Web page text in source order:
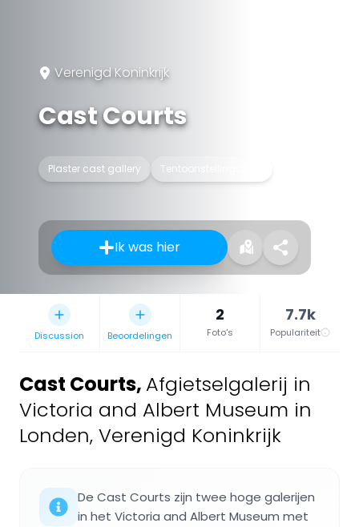
Verenigd Koninkrijk
Cast Courts
Plaster cast gallery Tentoonstellingszaal
Ik was hier
Discussion Beoordelingen
2
Foto's
7.7k
Populariteit
Cast Courts, Afgietselgalerij in
Victoria and Albert Museum in
Londen, Verenigd Koninkrijk
De Cast Courts zijn twee hoge galerijen
in het Victoria and Albert Museum met